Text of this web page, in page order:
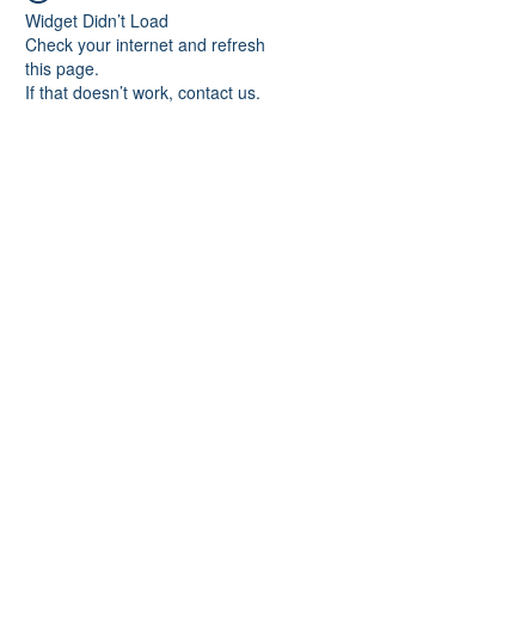
Widget Didn’t Load
Check your internet and refresh
this page.
If that doesn’t work, contact us.